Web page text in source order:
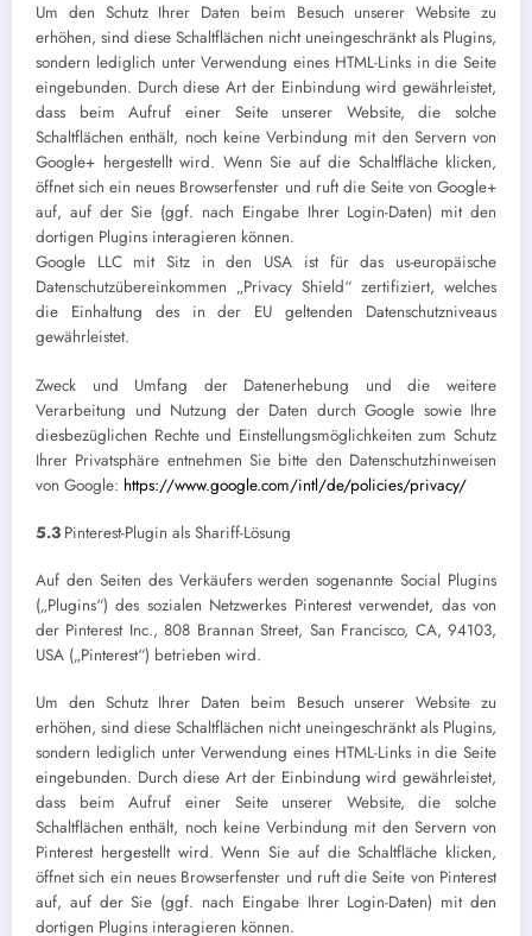
Um den Schutz Ihrer Daten beim Besuch unserer Website zu
erhöhen, sind diese Schaltflächen nicht uneingeschränkt als Plugins,
sondern lediglich unter Verwendung eines HTML-Links in die Seite
eingebunden. Durch diese Art der Einbindung wird gewährleistet,
dass beim Aufruf einer Seite unserer Website, die solche
Schaltflächen enthält, noch keine Verbindung mit den Servern von
Google+ hergestellt wird. Wenn Sie auf die Schaltfläche klicken,
öffnet sich ein neues Browserfenster und ruft die Seite von Google+
auf, auf der Sie (ggf. nach Eingabe Ihrer Login-Daten) mit den
dortigen Plugins interagieren können.
Google LLC mit Sitz in den USA ist für das us-europäische
Datenschutzübereinkommen „Privacy Shield“ zertifiziert, welches
die Einhaltung des in der EU geltenden Datenschutzniveaus
gewährleistet.
Zweck und Umfang der Datenerhebung und die weitere
Verarbeitung und Nutzung der Daten durch Google sowie Ihre
diesbezüglichen Rechte und Einstellungsmöglichkeiten zum Schutz
Ihrer Privatsphäre entnehmen Sie bitte den Datenschutzhinweisen
von Google: https://www.google.com/intl/de/policies/privacy/
5.3 Pinterest-Plugin als Shariff-Lösung
Auf den Seiten des Verkäufers werden sogenannte Social Plugins
(„Plugins“) des sozialen Netzwerkes Pinterest verwendet, das von
der Pinterest Inc., 808 Brannan Street, San Francisco, CA, 94103,
USA („Pinterest“) betrieben wird.
Um den Schutz Ihrer Daten beim Besuch unserer Website zu
erhöhen, sind diese Schaltflächen nicht uneingeschränkt als Plugins,
sondern lediglich unter Verwendung eines HTML-Links in die Seite
eingebunden. Durch diese Art der Einbindung wird gewährleistet,
dass beim Aufruf einer Seite unserer Website, die solche
Schaltflächen enthält, noch keine Verbindung mit den Servern von
Pinterest hergestellt wird. Wenn Sie auf die Schaltfläche klicken,
öffnet sich ein neues Browserfenster und ruft die Seite von Pinterest
auf, auf der Sie (ggf. nach Eingabe Ihrer Login-Daten) mit den
dortigen Plugins interagieren können.